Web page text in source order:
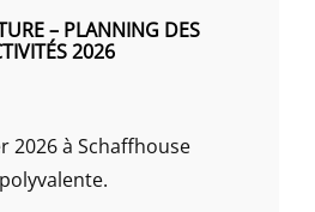
– PLANNING DES
2026
2026 à Schaffhouse